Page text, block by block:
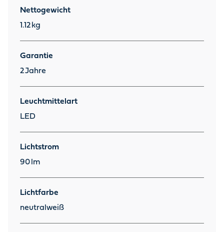
Nettogewicht
1.12 kg
Garantie
2Jahre
Leuchtmittelart
LED
Lichtstrom
90 lm
Lichtfarbe
neutralweiß